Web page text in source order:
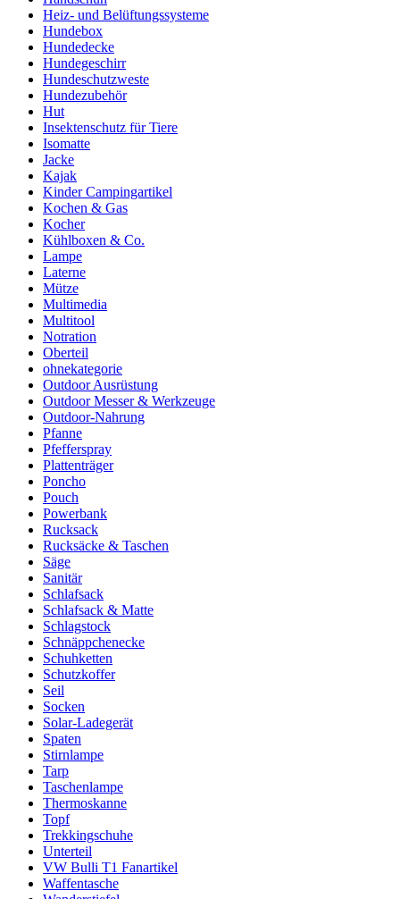
Heiz- und Belüftungssysteme
Hundebox
Hundedecke
Hundegeschirr
Hundeschutzweste
Hundezubehör
Hut
Insektenschutz für Tiere
Isomatte
Jacke
Kajak
Kinder Campingartikel
Kochen & Gas
Kocher
Kühlboxen & Co.
Lampe
Laterne
Mütze
Multimedia
Multitool
Notration
Oberteil
ohnekategorie
Outdoor Ausrüstung
Outdoor Messer & Werkzeuge
Outdoor-Nahrung
Pfanne
Pfefferspray
Plattenträger
Poncho
Pouch
Powerbank
Rucksack
Rucksäcke & Taschen
Säge
Sanitär
Schlafsack
Schlafsack & Matte
Schlagstock
Schnäppchenecke
Schuhketten
Schutzkoffer
Seil
Socken
Solar-Ladegerät
Spaten
Stirnlampe
Tarp
Taschenlampe
Thermoskanne
Topf
Trekkingschuhe
Unterteil
VW Bulli T1 Fanartikel
Waffentasche